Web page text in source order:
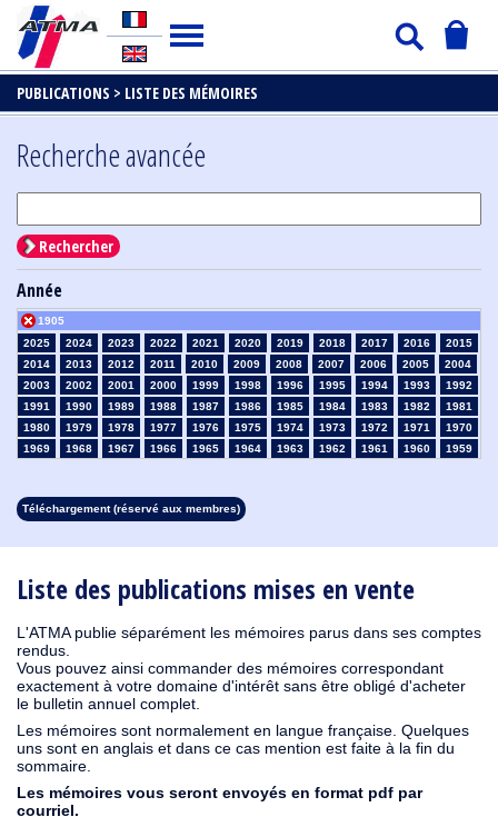
PUBLICATIONS > LISTE DES MÉMOIRES
Liste des publications mises en vente
L'ATMA publie séparément les mémoires parus dans ses comptes
rendus.
Vous pouvez ainsi commander des mémoires correspondant
exactement à votre domaine d'intérêt sans être obligé d'acheter
le bulletin annuel complet.
Les mémoires sont normalement en langue française. Quelques
uns sont en anglais et dans ce cas mention est faite à la fin du
sommaire.
Les mémoires vous seront envoyés en format pdf par
courriel.
Recherche avancée
Rechercher
Année
2025 2024 2023 2022 2021 2020 2019 2018 2017 2016
2015
2014
2013 2012 2011 2010 2009 2008 2007 2006 2005
2004
2003
2002 2001 2000 1999 1998 1996 1995 1994 1993
1992
1991
1990 1989 1988 1987 1986 1985 1984 1983 1982
1981
1980
1979 1978 1977 1976 1975 1974 1973 1972 1971
1970
1969
1968 1967 1966 1965 1964 1963 1962 1961 1960
1959
1931
1930 1929 1928 1927 1926
1905
Téléchargement (réservé aux membres)